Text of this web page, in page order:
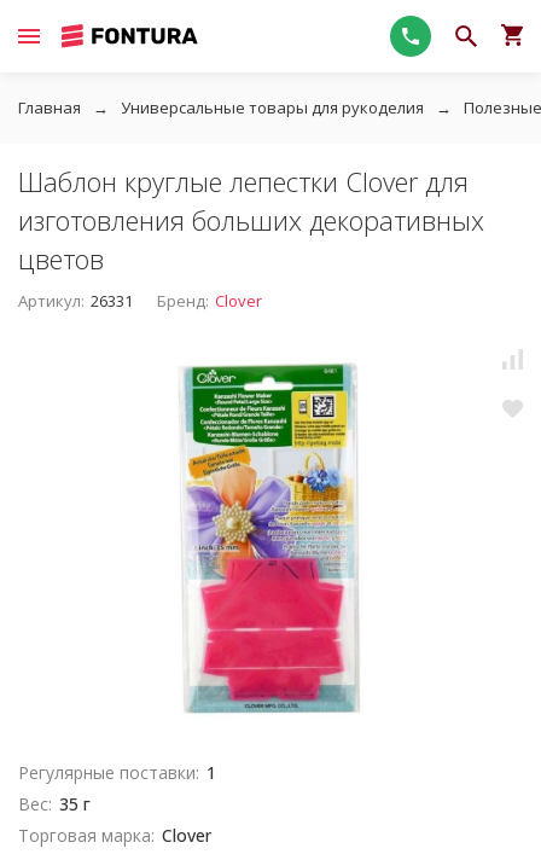
Главная Универсальные товары для рукоделия
Шаблон круглые лепестки Clover для
изготовления больших декоративных
цветов
Артикул: 26331 Бренд: Clover
Регулярные поставки: 1
Вес: 35 г
Торговая марка: Clover